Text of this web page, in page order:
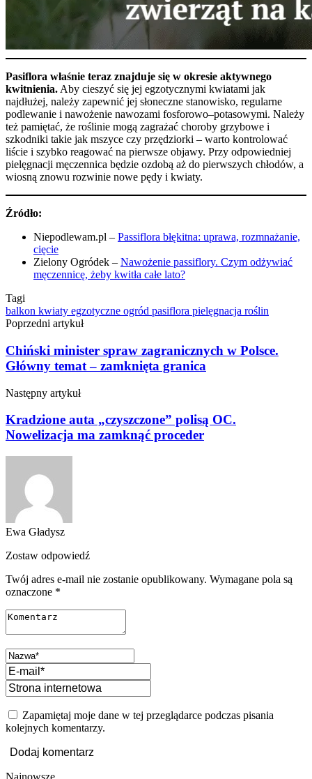
Pasiflora właśnie teraz znajduje się w okresie aktywnego
kwitnienia. Aby cieszyć się jej egzotycznymi kwiatami jak
najdłużej, należy zapewnić jej słoneczne stanowisko, regularne
podlewanie i nawożenie nawozami fosforowo–potasowymi. Należy
też pamiętać, że roślinie mogą zagrażać choroby grzybowe i
szkodniki takie jak mszyce czy przędziorki – warto kontrolować
liście i szybko reagować na pierwsze objawy. Przy odpowiedniej
pielęgnacji męczennica będzie ozdobą aż do pierwszych chłodów, a
wiosną znowu rozwinie nowe pędy i kwiaty.
Źródło:
Niepodlewam.pl – Passiflora błękitna: uprawa, rozmnażanie,
cięcie
Zielony Ogródek – Nawożenie passiflory. Czym odżywiać
męczennicę, żeby kwitła całe lato?
Tagi
balkon kwiaty egzotyczne ogród pasiflora pielęgnacja roślin
Poprzedni artykuł
Chiński minister spraw zagranicznych w Polsce.
Główny temat – zamknięta granica
Następny artykuł
Kradzione auta „czyszczone” polisą OC.
Nowelizacja ma zamknąć proceder
Ewa Gładysz
Zostaw odpowiedź
Twój adres e-mail nie zostanie opublikowany. Wymagane pola są
oznaczone *
Zapamiętaj moje dane w tej przeglądarce podczas pisania
kolejnych komentarzy.
Najnowsze